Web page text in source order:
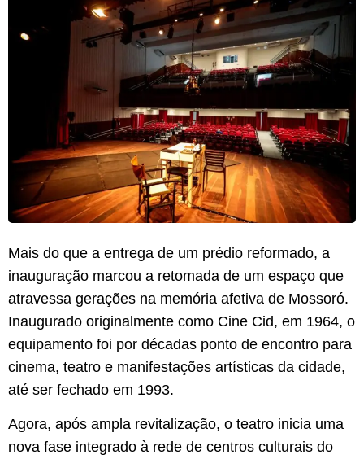
Mais do que a entrega de um prédio reformado, a
inauguração marcou a retomada de um espaço que
atravessa gerações na memória afetiva de Mossoró.
Inaugurado originalmente como Cine Cid, em 1964, o
equipamento foi por décadas ponto de encontro para
cinema, teatro e manifestações artísticas da cidade,
até ser fechado em 1993.
Agora, após ampla revitalização, o teatro inicia uma
nova fase integrado à rede de centros culturais do